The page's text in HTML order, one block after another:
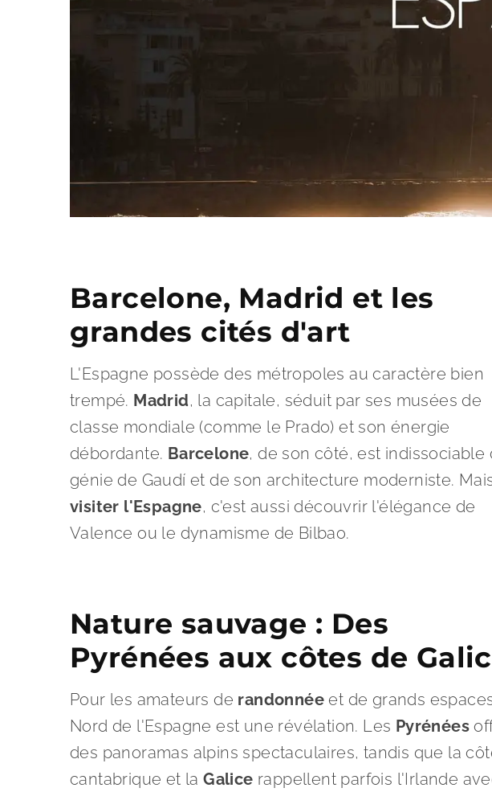
Barcelone, Madrid et les
grandes cités d'art
L'Espagne possède des métropoles au caractère bien
trempé. Madrid, la capitale, séduit par ses musées de
classe mondiale (comme le Prado) et son énergie
débordante. Barcelone, de son côté, est indissociable
génie de Gaudí et de son architecture moderniste.
visiter l'Espagne, c'est aussi découvrir l'élégance de
Valence ou le dynamisme de Bilbao.
Nature sauvage : Des
Pyrénées aux côtes de
Pour les amateurs de randonnée et de grands
Nord de l'Espagne est une révélation. Les Pyrénées
des panoramas alpins spectaculaires, tandis que la
cantabrique et laGalice rappellent parfois l'Irlande